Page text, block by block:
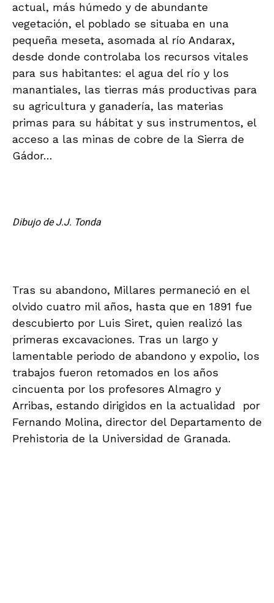
actual, más húmedo y de abundante
vegetación, el poblado se situaba en una
pequeña meseta, asomada al río Andarax,
desde donde controlaba los recursos vitales
para sus habitantes: el agua del río y los
manantiales, las tierras más productivas para
su agricultura y ganadería, las materias
primas para su hábitat y sus instrumentos, el
acceso a las minas de cobre de la Sierra de
Gádor…
Dibujo de J.J. Tonda
Tras su abandono, Millares permaneció en el
olvido cuatro mil años, hasta que en 1891 fue
descubierto por Luis Siret, quien realizó las
primeras excavaciones. Tras un largo y
lamentable periodo de abandono y expolio, los
trabajos fueron retomados en los años
cincuenta por los profesores Almagro y
Arribas, estando dirigidos en la actualidad por
Fernando Molina, director del Departamento de
Prehistoria de la Universidad de Granada.